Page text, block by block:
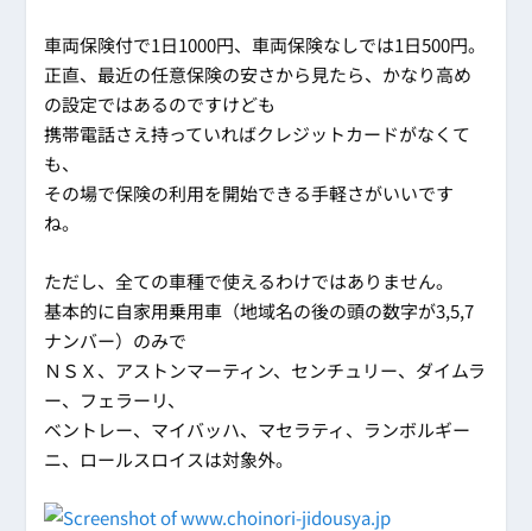
車両保険付で1日1000円、車両保険なしでは1日500円。
正直、最近の任意保険の安さから見たら、かなり高め
の設定ではあるのですけども
携帯電話さえ持っていればクレジットカードがなくて
も、
その場で保険の利用を開始できる手軽さがいいです
ね。
ただし、全ての車種で使えるわけではありません。
基本的に自家用乗用車（地域名の後の頭の数字が3,5,7
ナンバー）のみで
ＮＳＸ、アストンマーティン、センチュリー、ダイムラ
ー、フェラーリ、
ベントレー、マイバッハ、マセラティ、ランボルギー
ニ、ロールスロイスは対象外。